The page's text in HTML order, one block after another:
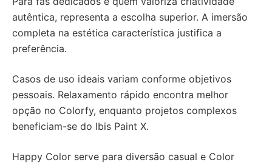
autêntica, representa a escolha superior. A imersão
completa na estética característica justifica a
preferência.
Casos de uso ideais variam conforme objetivos
pessoais. Relaxamento rápido encontra melhor
opção no Colorfy, enquanto projetos complexos
beneficiam-se do Ibis Paint X.
Happy Color serve para diversão casual e Color